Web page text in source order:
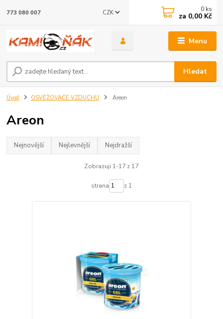
Menu
CZK
Hledat
773 080 007 0 ks
za 0,00 Kč
Úvod OSVĚŽOVAČE VZDUCHU Areon
Areon
Nejnovější Nejlevnější Nejdražší
Zobrazuji 1-17 z 17
strana z 1